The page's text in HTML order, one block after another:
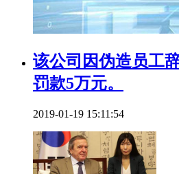
该公司因伪造员工
罚款5万元。
2019-01-19 15:11:54